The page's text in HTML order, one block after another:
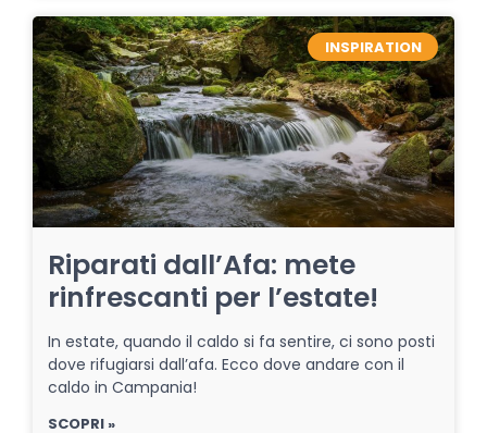
INSPIRATION
Riparati dall’Afa: mete
rinfrescanti per l’estate!
In estate, quando il caldo si fa sentire, ci sono posti
dove rifugiarsi dall’afa. Ecco dove andare con il
caldo in Campania!
SCOPRI »